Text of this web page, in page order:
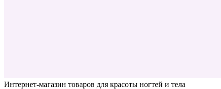
Интернет-магазин товаров для красоты ногтей и тела